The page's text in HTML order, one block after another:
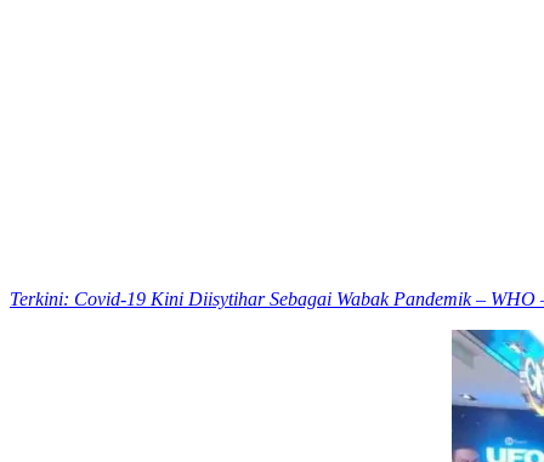
Terkini: Covid-19 Kini Diisytihar Sebagai Wabak Pandemik – WHO